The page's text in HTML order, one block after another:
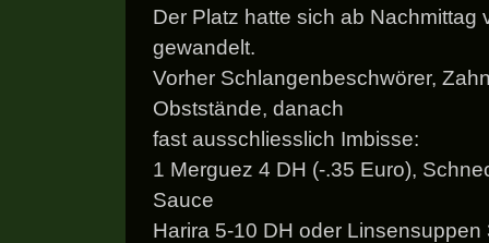
Der Platz hatte sich ab Nachmittag
gewandelt.
Vorher Schlangenbeschwörer,
Obststände, danach
fast ausschliesslich Imbisse:
1 Merguez 4 DH (-.35 Euro),
Sauce
Harira 5-10 DH oder Linsensuppen